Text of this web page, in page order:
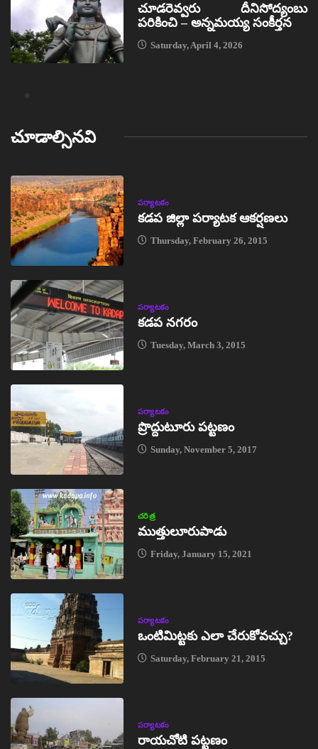
చూడరెవ్వరు దీనిసోద్యంబు
పరికించి – అన్నమయ్య సంకీర్తన
Saturday, April 4, 2026
చూడాల్సినవి
పర్యాటకం
కడప జిల్లా పర్యాటక ఆకర్షణలు
Thursday, February 26, 2015
పర్యాటకం
కడప నగరం
Tuesday, March 3, 2015
పర్యాటకం
ప్రొద్దుటూరు పట్టణం
Sunday, November 5, 2017
చరిత్ర
ముత్తులూరుపాడు
Friday, January 15, 2021
పర్యాటకం
ఒంటిమిట్టకు ఎలా చేరుకోవచ్చు?
Saturday, February 21, 2015
పర్యాటకం
రాయచోటి పట్టణం